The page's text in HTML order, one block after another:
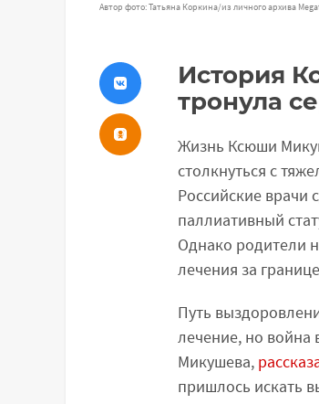
Автор фото: Татьяна Коркина/из личного архива
История
тронула
Жизнь Ксюши
столкнуться с
Российские врачи
паллиативный
Однако родители
лечения за
Путь
лечение, но
Микушева,
пришлось искать